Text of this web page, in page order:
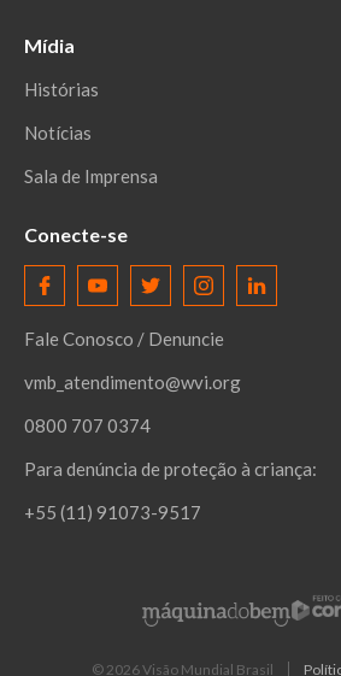
Mídia
Histórias
Notícias
Sala de Imprensa
Conecte-se
Fale Conosco / Denuncie
vmb_atendimento@wvi.org
0800 707 0374
Para denúncia de proteção à criança:
+55 (11) 91073-9517
©2026Visão Mundial Brasil